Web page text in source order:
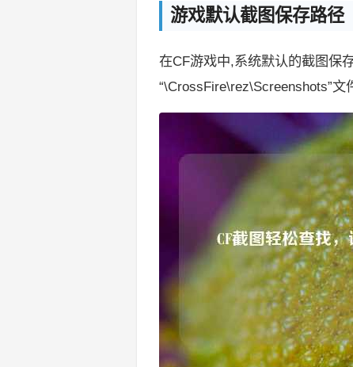
游戏默认截图保存路径
在CF游戏中,系统默认的截图保
“\CrossFire\rez\Screenshots”文